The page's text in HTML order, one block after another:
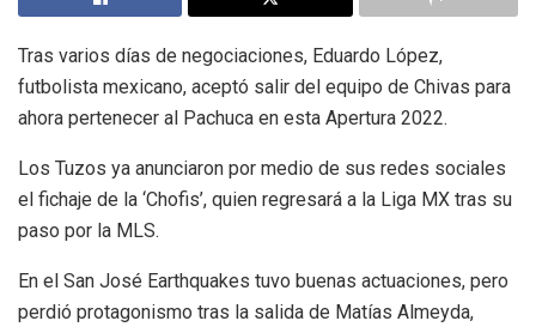
Tras varios días de negociaciones, Eduardo López,
futbolista mexicano, aceptó salir del equipo de Chivas para
ahora pertenecer al Pachuca en esta Apertura 2022.
Los Tuzos ya anunciaron por medio de sus redes sociales
el fichaje de la ‘Chofis’, quien regresará a la Liga MX tras su
paso por la MLS.
En el San José Earthquakes tuvo buenas actuaciones, pero
perdió protagonismo tras la salida de Matías Almeyda,